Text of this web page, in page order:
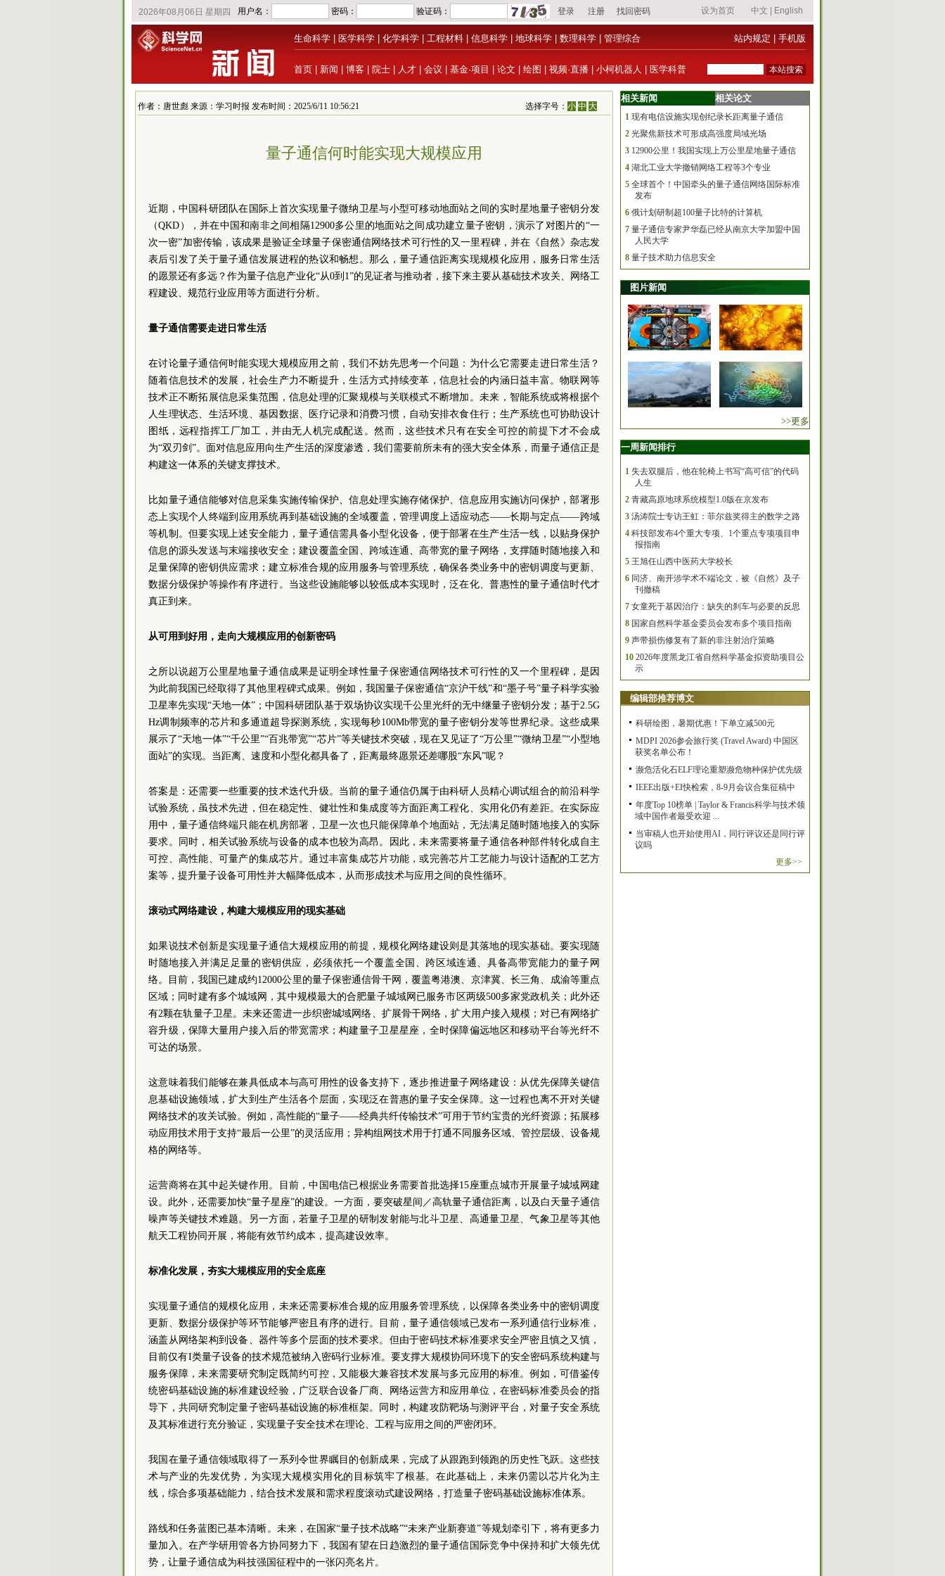
生命科学 医学科学 化学科学 工程材料 信息科学 地球科学 数理科学 管理综合 站内规定 手机版
首页 新闻 博客 院士 人才 会议 基金·项目 论文 绘图 视频·直播 小柯机器人 医学科普
作者：唐世彪 来源：学习时报 发布时间：2025/6/11 10:56:21 选择字号：小 中 大
量子通信何时能实现大规模应用
近期，中国科研团队在国际上首次实现量子微纳卫星与小型可移动地面站之间的实时星地量子密钥分发
（QKD），并在中国和南非之间相隔12900多公里的地面站之间成功建立量子密钥，演示了对图片的“一
次一密”加密传输，该成果是验证全球量子保密通信网络技术可行性的又一里程碑，并在《自然》杂志发
表后引发了关于量子通信发展进程的热议和畅想。那么，量子通信距离实现规模化应用，服务日常生活
的愿景还有多远？作为量子信息产业化“从0到1”的见证者与推动者，接下来主要从基础技术攻关、网络工
程建设、规范行业应用等方面进行分析。
量子通信需要走进日常生活
在讨论量子通信何时能实现大规模应用之前，我们不妨先思考一个问题：为什么它需要走进日常生活？
随着信息技术的发展，社会生产力不断提升，生活方式持续变革，信息社会的内涵日益丰富。物联网等
技术正不断拓展信息采集范围，信息处理的汇聚规模与关联模式不断增加。未来，智能系统或将根据个
人生理状态、生活环境、基因数据、医疗记录和消费习惯，自动安排衣食住行；生产系统也可协助设计
图纸，远程指挥工厂加工，并由无人机完成配送。然而，这些技术只有在安全可控的前提下才不会成
为“双刃剑”。面对信息应用向生产生活的深度渗透，我们需要前所未有的强大安全体系，而量子通信正是
构建这一体系的关键支撑技术。
比如量子通信能够对信息采集实施传输保护、信息处理实施存储保护、信息应用实施访问保护，部署形
态上实现个人终端到应用系统再到基础设施的全域覆盖，管理调度上适应动态——长期与定点——跨域
等机制。但要实现上述安全能力，量子通信需具备小型化设备，便于部署在生产生活一线，以贴身保护
信息的源头发送与末端接收安全；建设覆盖全国、跨域连通、高带宽的量子网络，支撑随时随地接入和
足量保障的密钥供应需求；建立标准合规的应用服务与管理系统，确保各类业务中的密钥调度与更新、
数据分级保护等操作有序进行。当这些设施能够以较低成本实现时，泛在化、普惠性的量子通信时代才
真正到来。
从可用到好用，走向大规模应用的创新密码
之所以说超万公里星地量子通信成果是证明全球性量子保密通信网络技术可行性的又一个里程碑，是因
为此前我国已经取得了其他里程碑式成果。例如，我国量子保密通信“京沪干线”和“墨子号”量子科学实验
卫星率先实现“天地一体”；中国科研团队基于双场协议实现千公里光纤的无中继量子密钥分发；基于2.5G
Hz调制频率的芯片和多通道超导探测系统，实现每秒100Mb带宽的量子密钥分发等世界纪录。这些成果
展示了“天地一体”“千公里”“百兆带宽”“芯片”等关键技术突破，现在又见证了“万公里”“微纳卫星”“小型地
面站”的实现。当距离、速度和小型化都具备了，距离最终愿景还差哪股“东风”呢？
答案是：还需要一些重要的技术迭代升级。当前的量子通信仍属于由科研人员精心调试组合的前沿科学
试验系统，虽技术先进，但在稳定性、健壮性和集成度等方面距离工程化、实用化仍有差距。在实际应
用中，量子通信终端只能在机房部署，卫星一次也只能保障单个地面站，无法满足随时随地接入的实际
要求。同时，相关试验系统与设备的成本也较为高昂。因此，未来需要将量子通信各种部件转化成自主
可控、高性能、可量产的集成芯片。通过丰富集成芯片功能，或完善芯片工艺能力与设计适配的工艺方
案等，提升量子设备可用性并大幅降低成本，从而形成技术与应用之间的良性循环。
滚动式网络建设，构建大规模应用的现实基础
如果说技术创新是实现量子通信大规模应用的前提，规模化网络建设则是其落地的现实基础。要实现随
时随地接入并满足足量的密钥供应，必须依托一个覆盖全国、跨区域连通、具备高带宽能力的量子网
络。目前，我国已建成约12000公里的量子保密通信骨干网，覆盖粤港澳、京津冀、长三角、成渝等重点
区域；同时建有多个城域网，其中规模最大的合肥量子城域网已服务市区两级500多家党政机关；此外还
有2颗在轨量子卫星。未来还需进一步织密城域网络、扩展骨干网络，扩大用户接入规模；对已有网络扩
容升级，保障大量用户接入后的带宽需求；构建量子卫星星座，全时保障偏远地区和移动平台等光纤不
可达的场景。
这意味着我们能够在兼具低成本与高可用性的设备支持下，逐步推进量子网络建设：从优先保障关键信
息基础设施领域，扩大到生产生活各个层面，实现泛在普惠的量子安全保障。这一过程也离不开对关键
网络技术的攻关试验。例如，高性能的“量子——经典共纤传输技术”可用于节约宝贵的光纤资源；拓展移
动应用技术用于支持“最后一公里”的灵活应用；异构组网技术用于打通不同服务区域、管控层级、设备规
格的网络等。
运营商将在其中起关键作用。目前，中国电信已根据业务需要首批选择15座重点城市开展量子城域网建
设。此外，还需要加快“量子星座”的建设。一方面，要突破星间／高轨量子通信距离，以及白天量子通信
噪声等关键技术难题。另一方面，若量子卫星的研制发射能与北斗卫星、高通量卫星、气象卫星等其他
航天工程协同开展，将能有效节约成本，提高建设效率。
标准化发展，夯实大规模应用的安全底座
实现量子通信的规模化应用，未来还需要标准合规的应用服务管理系统，以保障各类业务中的密钥调度
更新、数据分级保护等环节能够严密且有序的进行。目前，量子通信领域已发布一系列通信行业标准，
涵盖从网络架构到设备、器件等多个层面的技术要求。但由于密码技术标准要求安全严密且慎之又慎，
目前仅有I类量子设备的技术规范被纳入密码行业标准。要支撑大规模协同环境下的安全密码系统构建与
服务保障，未来需要研究制定既简约可控，又能极大兼容技术发展与多元应用的标准。例如，可借鉴传
统密码基础设施的标准建设经验，广泛联合设备厂商、网络运营方和应用单位，在密码标准委员会的指
导下，共同研究制定量子密码基础设施的标准框架。同时，构建攻防靶场与测评平台，对量子安全系统
及其标准进行充分验证，实现量子安全技术在理论、工程与应用之间的严密闭环。
我国在量子通信领域取得了一系列令世界瞩目的创新成果，完成了从跟跑到领跑的历史性飞跃。这些技
术与产业的先发优势，为实现大规模实用化的目标筑牢了根基。在此基础上，未来仍需以芯片化为主
线，综合多项基础能力，结合技术发展和需求程度滚动式建设网络，打造量子密码基础设施标准体系。
路线和任务蓝图已基本清晰。未来，在国家“量子技术战略”“未来产业新赛道”等规划牵引下，将有更多力
量加入。在产学研用管各方协同努力下，我国有望在日趋激烈的量子通信国际竞争中保持和扩大领先优
势，让量子通信成为科技强国征程中的一张闪亮名片。
相关新闻 相关论文
1 现有电信设施实现创纪录长距离量子通信
2 光聚焦新技术可形成高强度局域光场
3 12900公里！我国实现上万公里星地量子通信
4 湖北工业大学撤销网络工程等3个专业
5 全球首个！中国牵头的量子通信网络国际标准
发布
6 俄计划研制超100量子比特的计算机
7 量子通信专家尹华磊已经从南京大学加盟中国
人民大学
8 量子技术助力信息安全
图片新闻
>>更多
一周新闻排行
1 失去双腿后，他在轮椅上书写“高可信”的代码
人生
2 青藏高原地球系统模型1.0版在京发布
3 汤涛院士专访王虹：菲尔兹奖得主的数学之路
4 科技部发布4个重大专项、1个重点专项项目申
报指南
5 王旭任山西中医药大学校长
6 同济、南开涉学术不端论文，被《自然》及子
刊撤稿
7 女童死于基因治疗：缺失的刹车与必要的反思
8 国家自然科学基金委员会发布多个项目指南
9 声带损伤修复有了新的非注射治疗策略
10 2026年度黑龙江省自然科学基金拟资助项目公
示
编辑部推荐博文
科研绘图，暑期优惠！下单立减500元
MDPI 2026参会旅行奖 (Travel Award) 中国区
获奖名单公布！
濒危活化石ELF理论重塑濒危物种保护优先级
IEEE出版+EI快检索，8-9月会议合集征稿中
年度Top 10榜单 | Taylor & Francis科学与技术领
域中国作者最受欢迎 ...
当审稿人也开始使用AI，同行评议还是同行评
议吗
更多>>